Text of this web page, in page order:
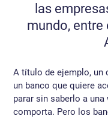
las
mundo, entre
A título de ejemplo, un
un banco que quiere
parar sin saberlo a
comporta. Pero los